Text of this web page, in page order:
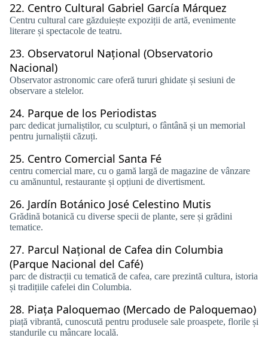
22. Centro Cultural Gabriel García Márquez
Centru cultural care găzduiește expoziții de artă, evenimente
literare și spectacole de teatru.
23. Observatorul Național (Observatorio
Nacional)
Observator astronomic care oferă tururi ghidate și sesiuni de
observare a stelelor.
24. Parque de los Periodistas
parc dedicat jurnaliștilor, cu sculpturi, o fântână și un memorial
pentru jurnaliștii căzuți.
25. Centro Comercial Santa Fé
centru comercial mare, cu o gamă largă de magazine de vânzare
cu amănuntul, restaurante și opțiuni de divertisment.
26. Jardín Botánico José Celestino Mutis
Grădină botanică cu diverse specii de plante, sere și grădini
tematice.
27. Parcul Național de Cafea din Columbia
(Parque Nacional del Café)
parc de distracții cu tematică de cafea, care prezintă cultura, istoria
și tradițiile cafelei din Columbia.
28. Piața Paloquemao (Mercado de Paloquemao)
piață vibrantă, cunoscută pentru produsele sale proaspete, florile și
standurile cu mâncare locală.